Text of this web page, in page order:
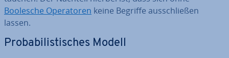
Boolesche Ope­ra­to­ren keine Begriffe aus­schlie­ßen
lassen.
Pro­ba­bi­lis­ti­sches Modell